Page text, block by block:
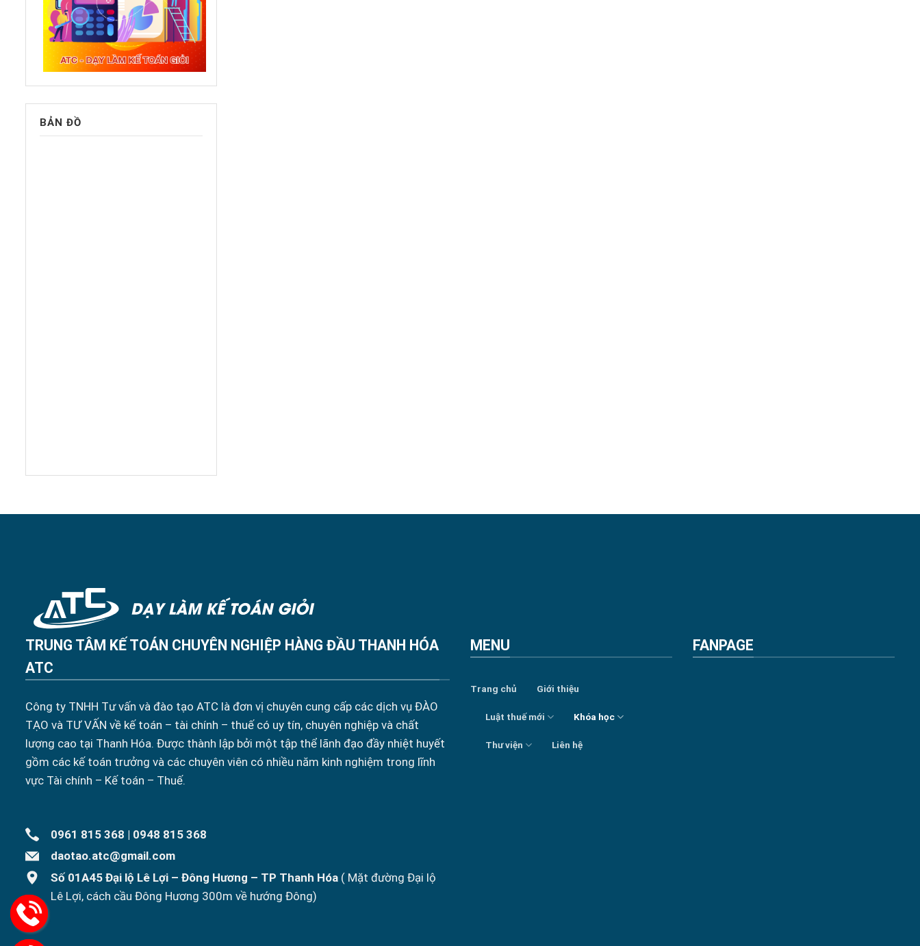
BẢN ĐỒ
TRUNG TÂM KẾ TOÁN CHUYÊN NGHIỆP HÀNG ĐẦU THANH HÓA
ATC
Công ty TNHH Tư vấn và đào tạo ATC là đơn vị chuyên cung cấp các dịch vụ ĐÀO
TẠO và TƯ VẤN về kế toán – tài chính – thuế có uy tín, chuyên nghiệp và chất
lượng cao tại Thanh Hóa. Được thành lập bởi một tập thể lãnh đạo đầy nhiệt huyết
gồm các kế toán trưởng và các chuyên viên có nhiều năm kinh nghiệm trong lĩnh
vực Tài chính – Kế toán – Thuế.
0961 815 368 | 0948 815 368
daotao.atc@gmail.com
Số 01A45 Đại lộ Lê Lợi – Đông Hương – TP Thanh Hóa ( Mặt đường Đại lộ
Lê Lợi, cách cầu Đông Hương 300m về hướng Đông)
MENU
Trang chủ Giới thiệu
Luật thuế mới Khóa học
Thư viện Liên hệ
FANPAGE